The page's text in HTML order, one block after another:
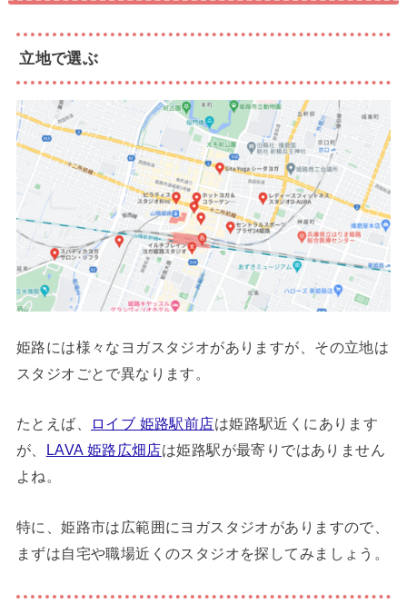
立地で選ぶ
姫路には様々なヨガスタジオがありますが、その立地は
スタジオごとで異なります。
たとえば、 ロイブ 姫路駅前店は姫路駅近くにあります
が、 LAVA 姫路広畑店は姫路駅が最寄りではありません
よね。
特に、姫路市は広範囲にヨガスタジオがありますので、
まずは自宅や職場近くのスタジオを探してみましょう。